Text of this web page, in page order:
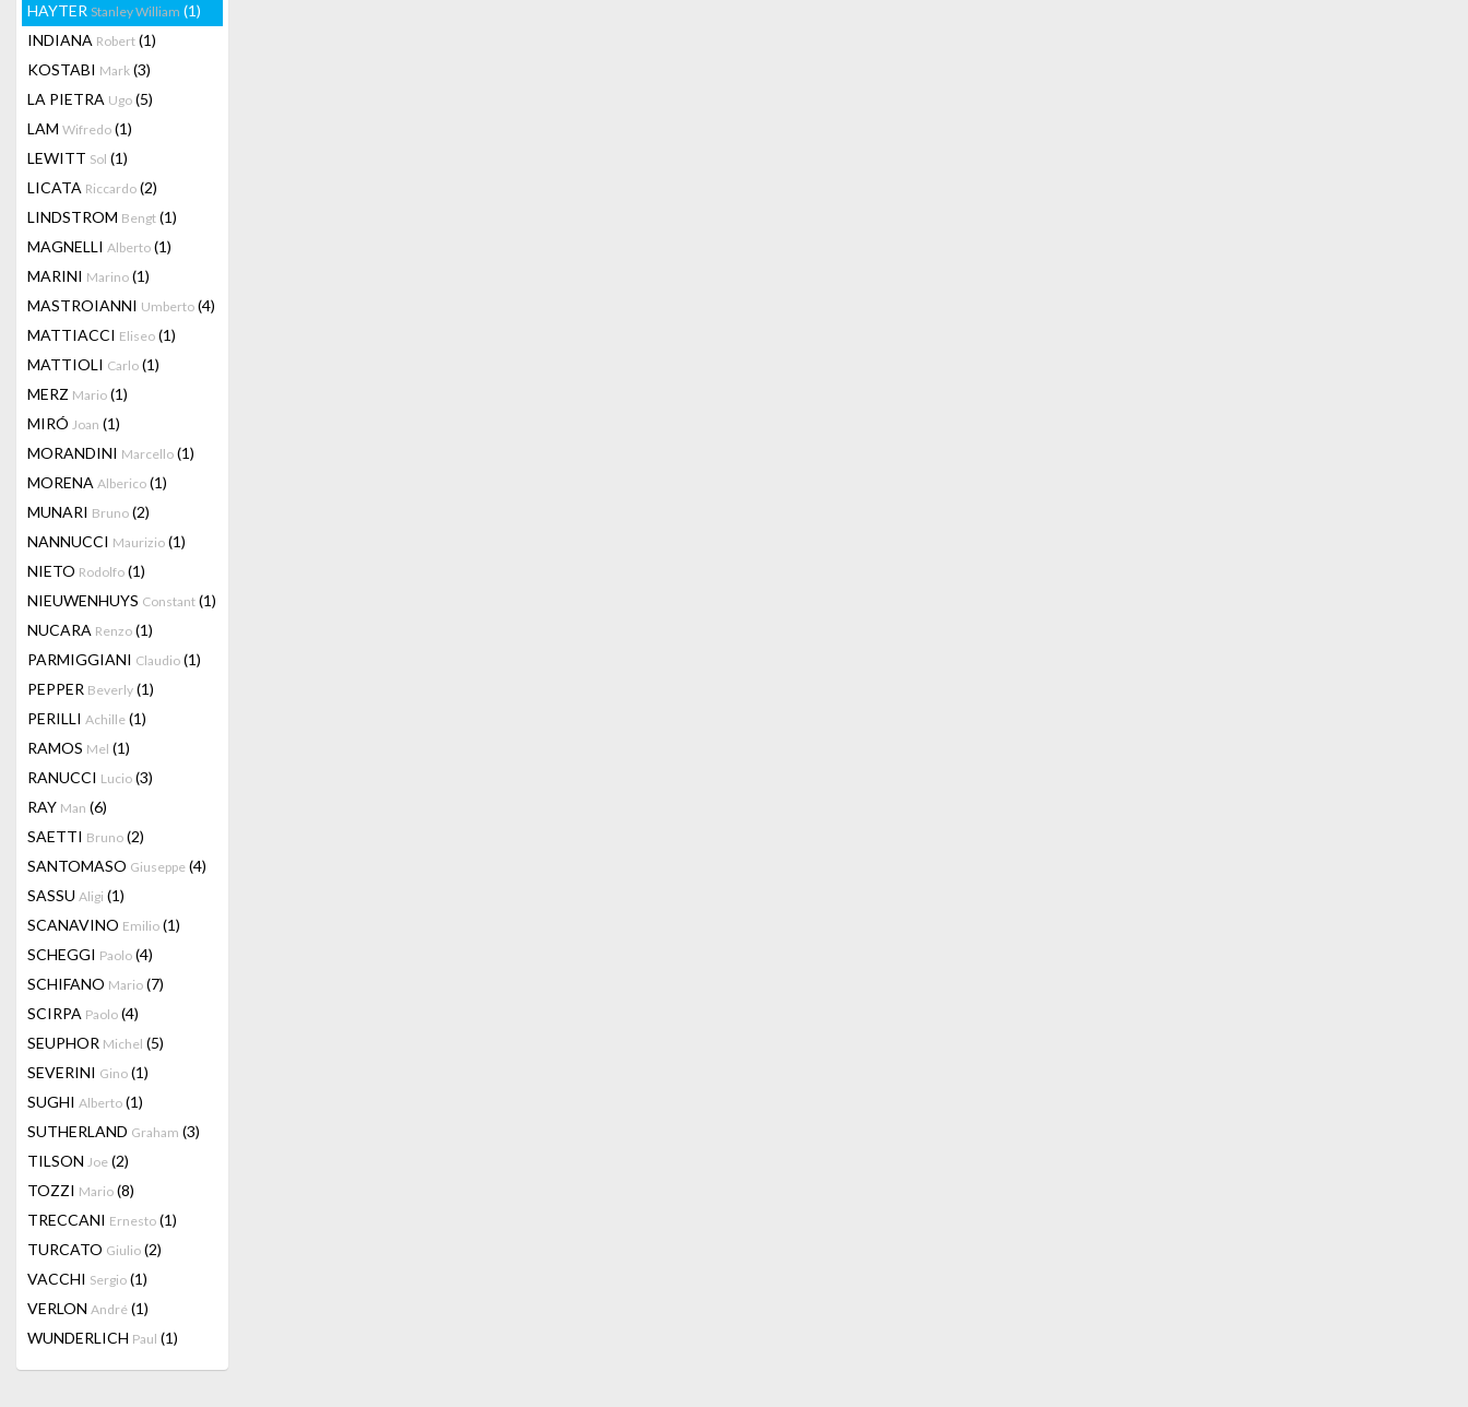
HAYTER Stanley William (1)
INDIANA Robert (1)
KOSTABI Mark (3)
LA PIETRA Ugo (5)
LAM Wifredo (1)
LEWITT Sol (1)
LICATA Riccardo (2)
LINDSTROM Bengt (1)
MAGNELLI Alberto (1)
MARINI Marino (1)
MASTROIANNI Umberto (4)
MATTIACCI Eliseo (1)
MATTIOLI Carlo (1)
MERZ Mario (1)
MIRÓ Joan (1)
MORANDINI Marcello (1)
MORENA Alberico (1)
MUNARI Bruno (2)
NANNUCCI Maurizio (1)
NIETO Rodolfo (1)
NIEUWENHUYS Constant (1)
NUCARA Renzo (1)
PARMIGGIANI Claudio (1)
PEPPER Beverly (1)
PERILLI Achille (1)
RAMOS Mel (1)
RANUCCI Lucio (3)
RAY Man (6)
SAETTI Bruno (2)
SANTOMASO Giuseppe (4)
SASSU Aligi (1)
SCANAVINO Emilio (1)
SCHEGGI Paolo (4)
SCHIFANO Mario (7)
SCIRPA Paolo (4)
SEUPHOR Michel (5)
SEVERINI Gino (1)
SUGHI Alberto (1)
SUTHERLAND Graham (3)
TILSON Joe (2)
TOZZI Mario (8)
TRECCANI Ernesto (1)
TURCATO Giulio (2)
VACCHI Sergio (1)
VERLON André (1)
WUNDERLICH Paul (1)